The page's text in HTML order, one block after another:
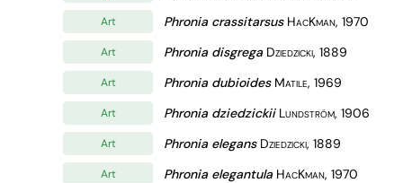
Art Phronia crassitarsus HacKman, 1970
Art Phronia disgrega Dziedzicki, 1889
Art Phronia dubioides Matile, 1969
Art Phronia dziedzickii Lundström, 1906
Art Phronia elegans Dziedzicki, 1889
Art Phronia elegantula HacKman, 1970